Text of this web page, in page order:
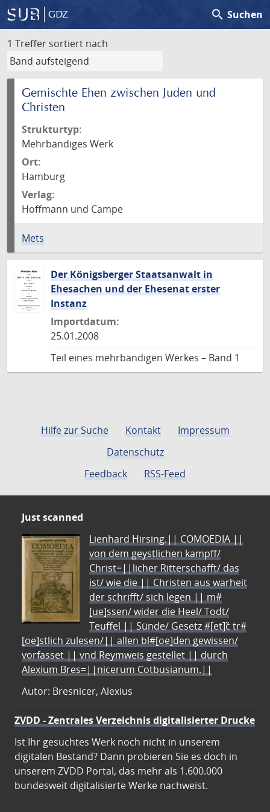
GDZ search Suchen
1 Treffer sortiert nach
Gemischte Ehen zwischen Juden und
Christen
Strukturtyp:
Mehrbändiges Werk
Ort:
Hamburg
Verlag:
Hoffmann und Campe
Mets
Der Königsberger Staatsanwalt in
Ehesachen und der Ehesenat erster
Instanz
Importdatum:
25.01.2008
Teil eines mehrbändigen Werkes – Band 1
Hilfe zur Suche Kontakt
Impressum
Datenschutz
Feedback
RSS-Feed
Just scanned
Lienhard Hirsing.|| COMOEDIA ||
von dem geystlichen kampff/
Christ=||licher Ritterschafft/ das
ist/ wie die || Christen aus warheit
der schrifft/ sich legen || m#
[ue]ssen/ wider die Heel/ Todt/
Teuffel || Sünde/ Gesetz #[et]c̃ tr#
[oe]stlich zulesen/|| allen bl#[oe]den gewissen/
vorfasset || vnd Reymweis gestellet || durch
Alexium Bres=||nicerum Cotbusianum.||
Autor: Bresnicer, Alexius
ZVDD - Zentrales Verzeichnis digitalisierter Drucke
Ist Ihr gesuchtes Werk noch nicht in unserem
digitalen Bestand? Dann probieren Sie es doch in
unserem ZVDD Portal, das mehr als 1.600.000
bundesweit digitalisierte Werke nachweist.